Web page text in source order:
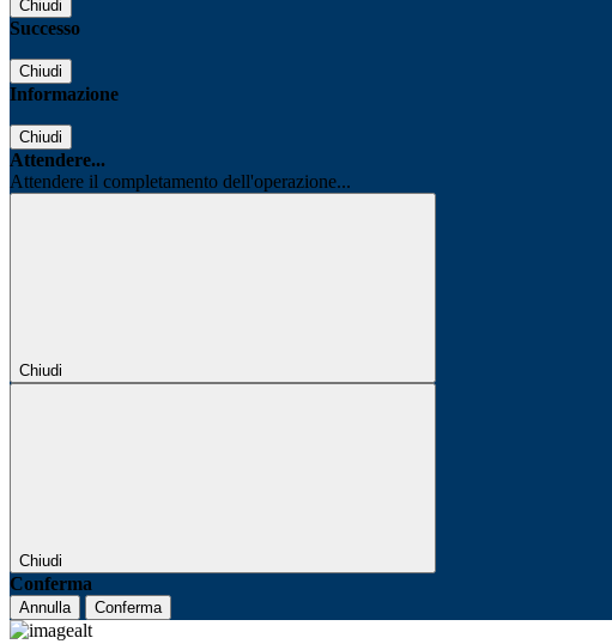
Chiudi
Successo
Chiudi
Informazione
Chiudi
Attendere...
Attendere il completamento dell'operazione...
Chiudi
Chiudi
Conferma
Annulla Conferma